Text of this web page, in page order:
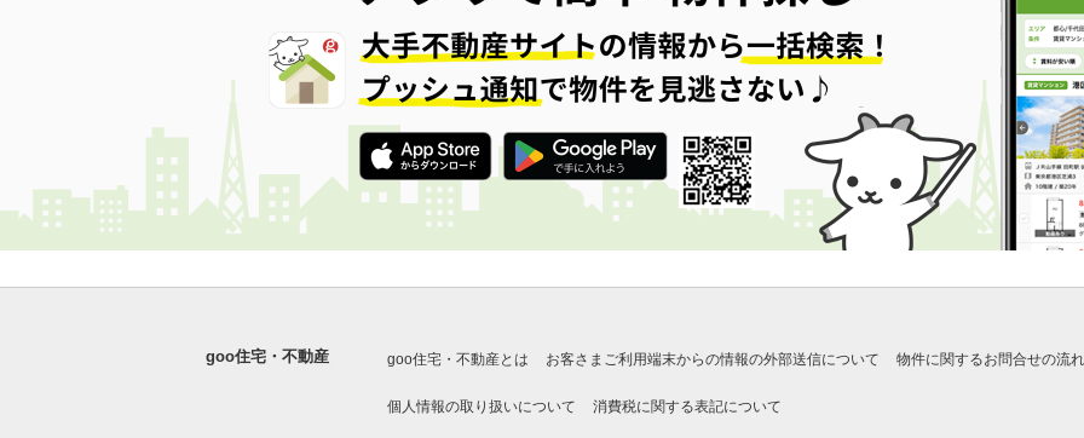
goo住宅・不動産 goo住宅・不動産とは お客さまご利用端末からの情報の外部送信について 物件に関するお問合せの流れ
個人情報の取り扱いについて 消費税に関する表記について